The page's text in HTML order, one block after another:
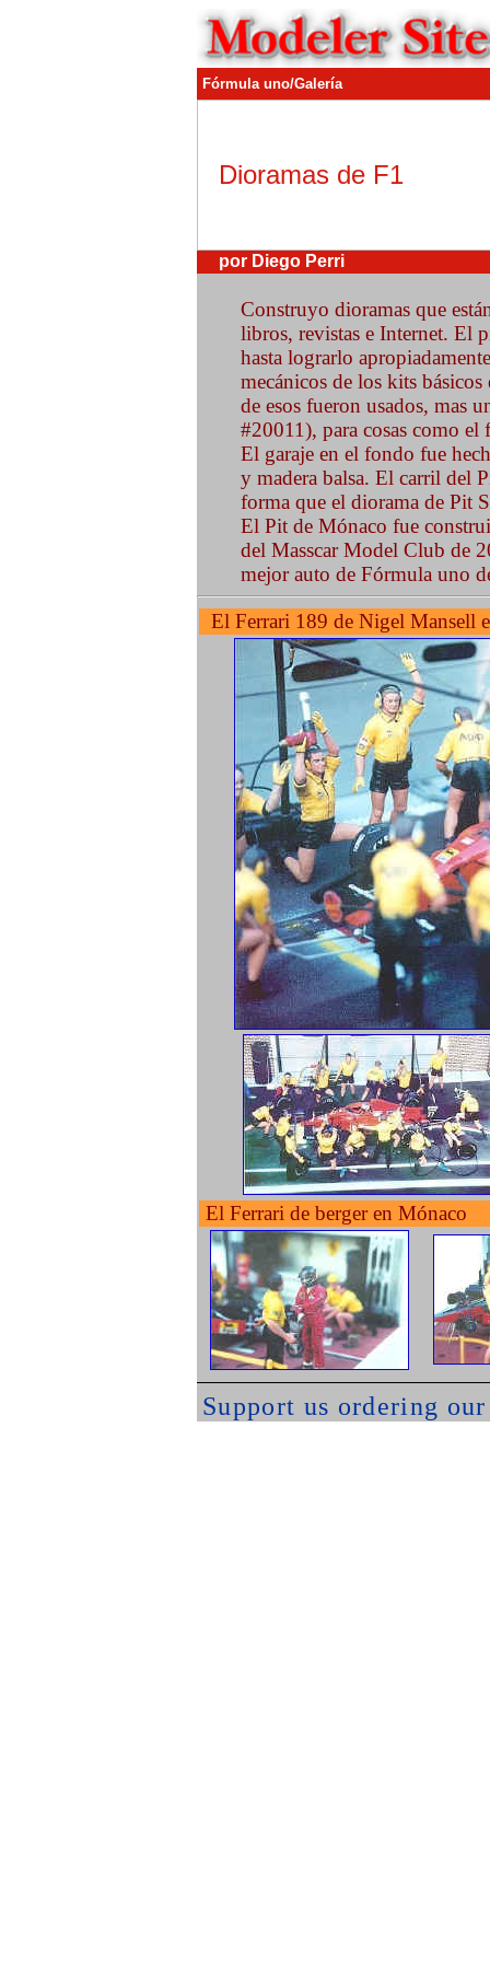
Fórmula uno/Galería
Dioramas de F1
por Diego Perri
Construyo dioramas que
libros, revistas e Internet. El
hasta lograrlo
mecánicos de los kits
de esos fueron usados, mas
#20011), para cosas como el
El garaje en el fondo fue
y madera balsa. El carril del
forma que el diorama de Pit
El Pit de Mónaco fue
del Masscar Model Club de
mejor auto de Fórmula uno
El Ferrari 189 de Nigel Mansell
El Ferrari de berger en Mónaco
Support us ordering